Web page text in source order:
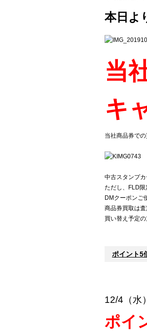
本日よ
当
キ
当社商品券で
中古スタンプ
ただし、FLD限
DMクーポンご
商品券買取は査
買い替え予定
ポイント5
12/4（水
ポイ